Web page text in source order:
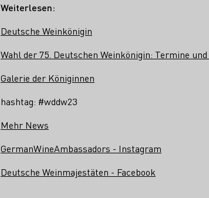
Weiterlesen:
Deutsche Weinkönigin
Wahl der 75. Deutschen Weinkönigin: Termine
Galerie der Königinnen
hashtag: #wddw23
Mehr News
GermanWineAmbassadors - Instagram
Deutsche Weinmajestäten - Facebook